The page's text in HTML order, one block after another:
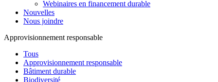
Webinaires en financement durable
Nouvelles
Nous joindre
Approvisionnement responsable
Tous
Approvisionnement responsable
Bâtiment durable
Biodiversité